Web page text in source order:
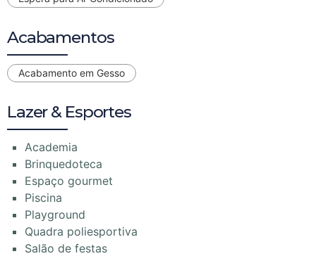
Acabamentos
Acabamento em Gesso
Lazer & Esportes
Academia
Brinquedoteca
Espaço gourmet
Piscina
Playground
Quadra poliesportiva
Salão de festas